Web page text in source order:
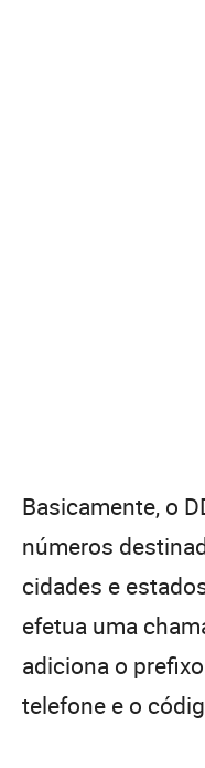
Basicamente, o
números
cidades e
efetua uma
adiciona o
telefone e o